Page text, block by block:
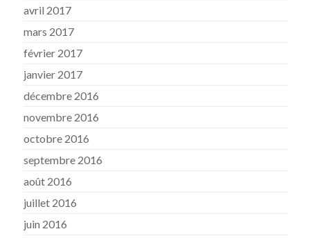
avril 2017
mars 2017
février 2017
janvier 2017
décembre 2016
novembre 2016
octobre 2016
septembre 2016
août 2016
juillet 2016
juin 2016